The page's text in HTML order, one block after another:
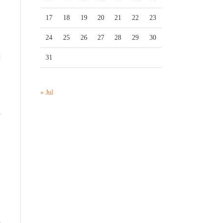
17 18 19 20 21 22 23
24 25 26 27 28 29 30
31
« Jul